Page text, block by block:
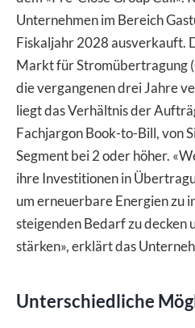
Unternehmen im Bereich
Fiskaljahr 2028 ausverkauft.
Markt für Stromübertragung
die vergangenen drei Jahre
liegt das Verhältnis der
Fachjargon Book-to-Bill, von
Segment bei 2 oder höher.
ihre Investitionen in
um erneuerbare Energien zu
steigenden Bedarf zu decken
stärken», erklärt das
Unterschiedliche